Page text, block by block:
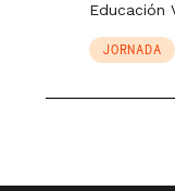
Educación
JORNADA